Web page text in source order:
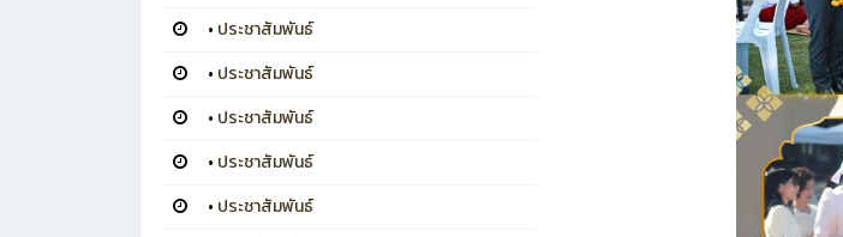
• ประชาสัมพันธ์
• ประชาสัมพันธ์
• ประชาสัมพันธ์
• ประชาสัมพันธ์
• ประชาสัมพันธ์